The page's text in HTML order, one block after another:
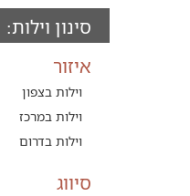
סינון וילות:
איזור
וילות בצפון
וילות במרכז
וילות בדרום
סיווג